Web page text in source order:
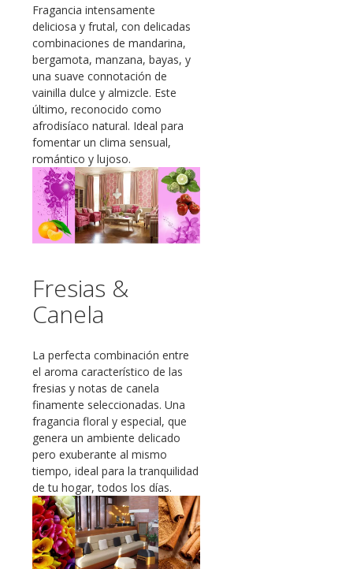
Fragancia intensamente
deliciosa y frutal, con delicadas
combinaciones de mandarina,
bergamota, manzana, bayas, y
una suave connotación de
vainilla dulce y almizcle. Este
último, reconocido como
afrodisíaco natural. Ideal para
fomentar un clima sensual,
romántico y lujoso.
Fresias &
Canela
La perfecta combinación entre
el aroma característico de las
fresias y notas de canela
finamente seleccionadas. Una
fragancia floral y especial, que
genera un ambiente delicado
pero exuberante al mismo
tiempo, ideal para la tranquilidad
de tu hogar, todos los días.